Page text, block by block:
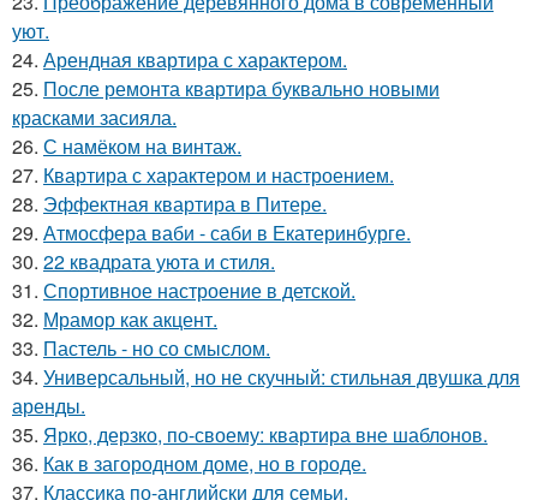
уют.
24. Арендная квартира с характером.
25. После ремонта квартира буквально новыми
красками засияла.
26. С намёком на винтаж.
27. Квартира с характером и настроением.
28. Эффектная квартира в Питере.
29. Атмосфера ваби - саби в Екатеринбурге.
30. 22 квадрата уюта и стиля.
31. Спортивное настроение в детской.
32. Мрамор как акцент.
33. Пастель - но со смыслом.
34. Универсальный, но не скучный: стильная двушка для
аренды.
35. Ярко, дерзко, по-своему: квартира вне шаблонов.
36. Как в загородном доме, но в городе.
37. Классика по-английски для семьи.